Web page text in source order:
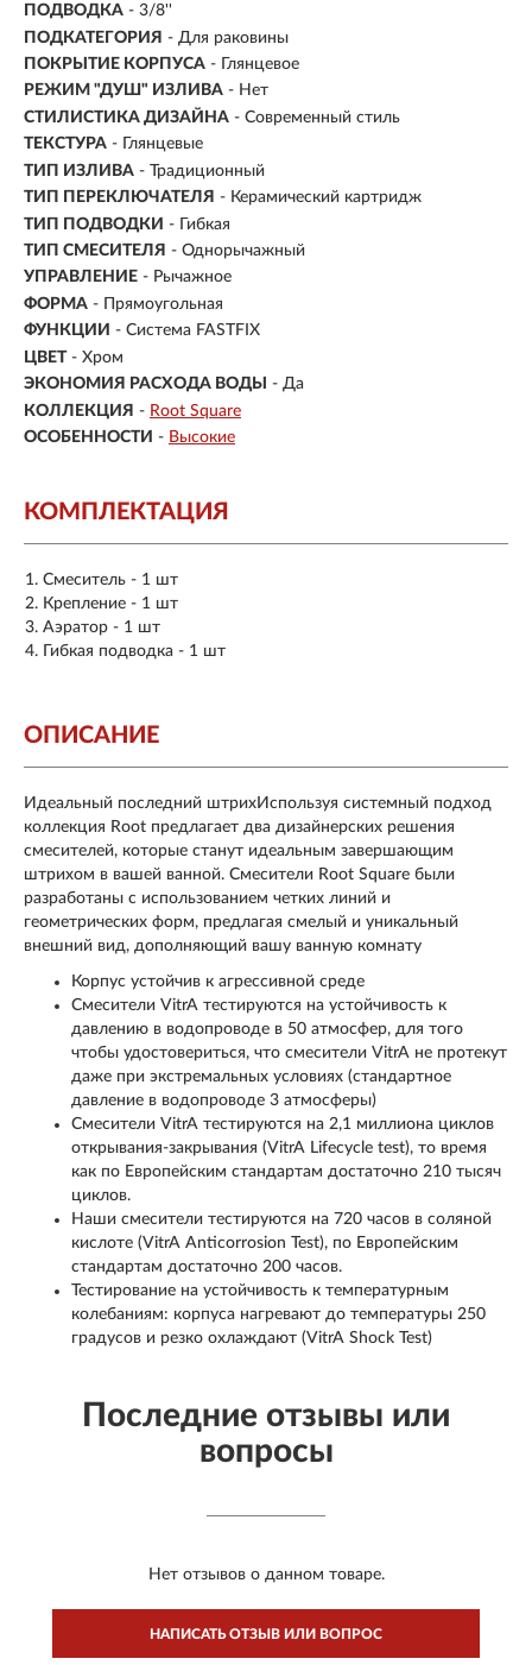
ПОДВОДКА - 3/8''
ПОДКАТЕГОРИЯ - Для раковины
ПОКРЫТИЕ КОРПУСА - Глянцевое
РЕЖИМ "ДУШ" ИЗЛИВА - Нет
СТИЛИСТИКА ДИЗАЙНА - Современный стиль
ТЕКСТУРА - Глянцевые
ТИП ИЗЛИВА - Традиционный
ТИП ПЕРЕКЛЮЧАТЕЛЯ - Керамический картридж
ТИП ПОДВОДКИ - Гибкая
ТИП СМЕСИТЕЛЯ - Однорычажный
УПРАВЛЕНИЕ - Рычажное
ФОРМА - Прямоугольная
ФУНКЦИИ - Система FASTFIX
ЦВЕТ - Хром
ЭКОНОМИЯ РАСХОДА ВОДЫ
- Да
КОЛЛЕКЦИЯ - Root Square
ОСОБЕННОСТИ - Высокие
КОМПЛЕКТАЦИЯ
Смеситель - 1 шт
Крепление - 1 шт
Аэратор - 1 шт
Гибкая подводка - 1 шт
ОПИСАНИЕ
Идеальный последний штрихИспользуя системный подход
коллекция Root предлагает два дизайнерских решения
смесителей, которые станут идеальным завершающим
штрихом в вашей ванной. Смесители Root Square были
разработаны с использованием четких линий и
геометрических форм, предлагая смелый и уникальный
внешний вид, дополняющий вашу ванную комнату
Корпус устойчив к агрессивной среде
Смесители VitrA тестируются на устойчивость к
давлению в водопроводе в 50 атмосфер, для того
чтобы удостовериться, что смесители VitrA не протекут
даже при экстремальных условиях (стандартное
давление в водопроводе 3 атмосферы)
Смесители VitrA тестируются на 2,1 миллиона циклов
открывания-закрывания (VitrA Lifecycle test), то время
как по Европейским стандартам достаточно 210 тысяч
циклов.
Наши смесители тестируются на 720 часов в соляной
кислоте (VitrA Anticorrosion Test), по Европейским
стандартам достаточно 200 часов.
Тестирование на устойчивость к температурным
колебаниям: корпуса нагревают до температуры 250
градусов и резко охлаждают (VitrA Shock Test)
Последние отзывы или
вопросы
Нет отзывов о данном товаре.
НАПИСАТЬ ОТЗЫВ ИЛИ ВОПРОС